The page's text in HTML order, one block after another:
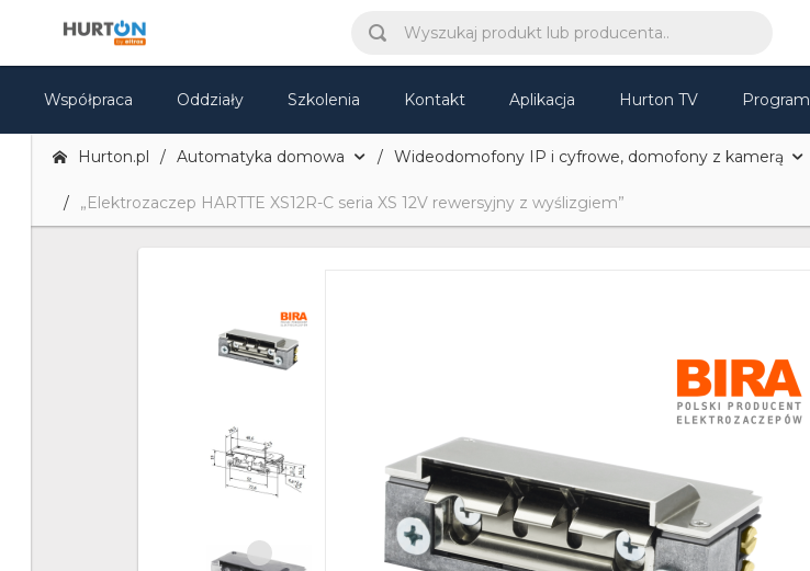
Współpraca Oddziały Szkolenia Kontakt Aplikacja Hurton TV
Hurton.pl Automatyka domowa Wideodomofony IP i cyfrowe, domofony z kamerą
„Elektrozaczep HARTTE XS12R-C seria XS 12V rewersyjny z wyślizgiem”